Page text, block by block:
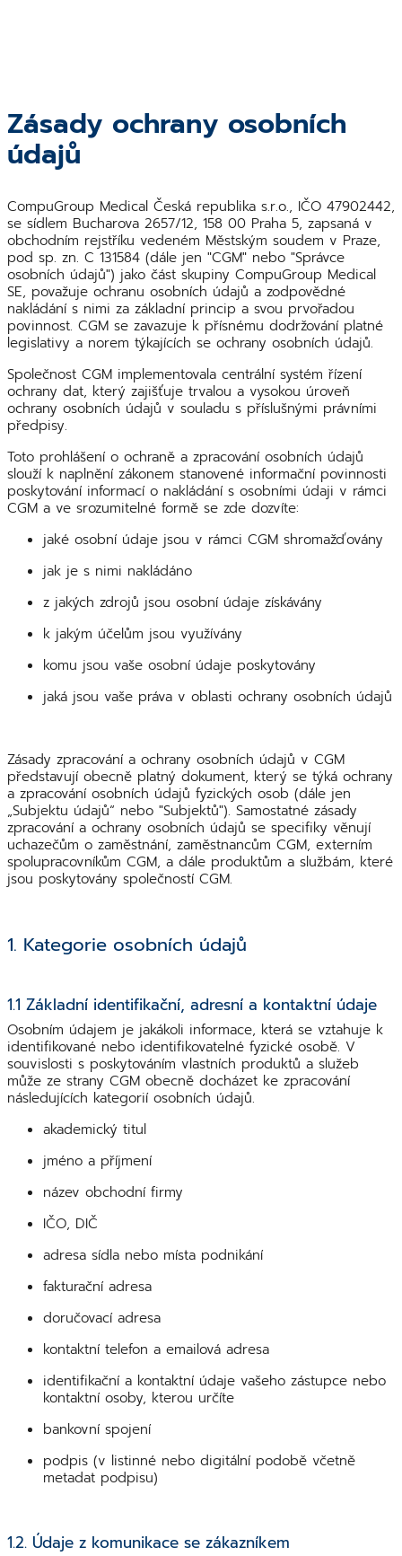
Zásady ochrany osobních
údajů
CompuGroup Medical Česká republika s.r.o., IČO 47902442,
se sídlem Bucharova 2657/12, 158 00 Praha 5, zapsaná v
obchodním rejstříku vedeném Městským soudem v Praze,
pod sp. zn. C 131584 (dále jen "CGM" nebo "Správce
osobních údajů") jako část skupiny CompuGroup Medical
SE, považuje ochranu osobních údajů a zodpovědné
nakládání s nimi za základní princip a svou prvořadou
povinnost. CGM se zavazuje k přísnému dodržování platné
legislativy a norem týkajících se ochrany osobních údajů.
Společnost CGM implementovala centrální systém řízení
ochrany dat, který zajišťuje trvalou a vysokou úroveň
ochrany osobních údajů v souladu s příslušnými právními
předpisy.
Toto prohlášení o ochraně a zpracování osobních údajů
slouží k naplnění zákonem stanovené informační povinnosti
poskytování informací o nakládání s osobními údaji v rámci
CGM a ve srozumitelné formě se zde dozvíte:
jaké osobní údaje jsou v rámci CGM shromažďovány
jak je s nimi nakládáno
z jakých zdrojů jsou osobní údaje získávány
k jakým účelům jsou využívány
komu jsou vaše osobní údaje poskytovány
jaká jsou vaše práva v oblasti ochrany osobních údajů
Zásady zpracování a ochrany osobních údajů v CGM
představují obecně platný dokument, který se týká ochrany
a zpracování osobních údajů fyzických osob (dále jen
„Subjektu údajů“ nebo "Subjektů"). Samostatné zásady
zpracování a ochrany osobních údajů se specifiky věnují
uchazečům o zaměstnání, zaměstnancům CGM, externím
spolupracovníkům CGM, a dále produktům a službám, které
jsou poskytovány společností CGM.
1. Kategorie osobních údajů
1.1 Základní identifikační, adresní a kontaktní údaje
Osobním údajem je jakákoli informace, která se vztahuje k
identifikované nebo identifikovatelné fyzické osobě. V
souvislosti s poskytováním vlastních produktů a služeb
může ze strany CGM obecně docházet ke zpracování
následujících kategorií osobních údajů.
akademický titul
jméno a příjmení
název obchodní firmy
IČO, DIČ
adresa sídla nebo místa podnikání
fakturační adresa
doručovací adresa
kontaktní telefon a emailová adresa
identifikační a kontaktní údaje vašeho zástupce nebo
kontaktní osoby, kterou určíte
bankovní spojení
podpis (v listinné nebo digitální podobě včetně
metadat podpisu)
1.2. Údaje z komunikace se zákazníkem